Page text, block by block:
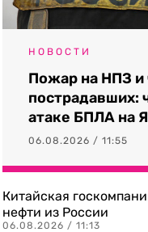
НОВОСТИ
Пожар на НПЗ и
пострадавших:
атаке БПЛА на
06.08.2026 / 11:55
Китайская
нефти из России
06.08.2026 / 11:13